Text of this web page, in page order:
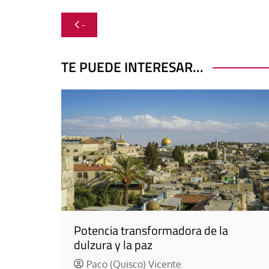
Navegación
de -
TE PUEDE INTERESAR...
Potencia transformadora de la
dulzura y la paz
Paco (Quisco) Vicente